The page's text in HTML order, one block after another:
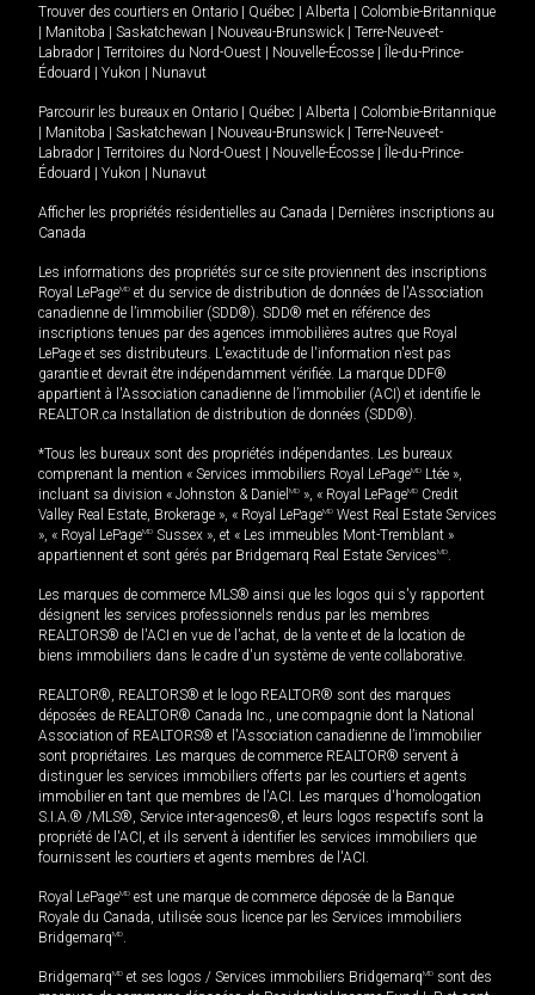
Trouver des courtiers en Ontario Québec Alberta
Colombie-Britannique
Manitoba Saskatchewan Nouveau-Brunswick
Terre-Neuve-et-
Labrador
Territoires du Nord-Ouest Nouvelle-Écosse
Île-du-Prince-
Édouard
Yukon Nunavut
Parcourir les bureaux en Ontario Québec Alberta
Colombie-Britannique
Manitoba Saskatchewan Nouveau-Brunswick
Terre-Neuve-et-
Labrador
Territoires du Nord-Ouest Nouvelle-Écosse
Île-du-Prince-
Édouard
Yukon Nunavut
Afficher les propriétés résidentielles au Canada
Dernières inscriptions au
Canada
Les informations des propriétés sur ce site proviennent des inscriptions
Royal LePageMD et du service de distribution de données de l'Association
canadienne de l’immobilier (SDD®). SDD® met en référence des
inscriptions tenues par des agences immobilières autres que Royal
LePage et ses distributeurs. L'exactitude de l'information n'est pas
garantie et devrait être indépendamment vérifiée. La marque DDF®
appartient à l'Association canadienne de l’immobilier (ACI) et identifie le
REALTOR.ca Installation de distribution de données (SDD®).
*Tous les bureaux sont des propriétés indépendantes. Les bureaux
comprenant la mention « Services immobiliers Royal LePageMD Ltée »,
incluant sa division « Johnston & Daniel MD », « Royal LePageMD Credit
Valley Real Estate, Brokerage », « Royal LePageMD West Real Estate Services
», « Royal LePageMD Sussex », et « Les immeubles Mont-Tremblant »
appartiennent et sont gérés par Bridgemarq Real Estate ServicesMD.
Les marques de commerce MLS® ainsi que les logos qui s'y rapportent
désignent les services professionnels rendus par les membres
REALTORS® de l'ACI en vue de l'achat, de la vente et de la location de
biens immobiliers dans le cadre d'un système de vente collaborative.
REALTOR®, REALTORS® et le logo REALTOR® sont des marques
déposées de REALTOR® Canada Inc., une compagnie dont la National
Association of REALTORS® et l'Association canadienne de l’immobilier
sont propriétaires. Les marques de commerce REALTOR® servent à
distinguer les services immobiliers offerts par les courtiers et agents
immobilier en tant que membres de l'ACI. Les marques d'homologation
S.I.A.® /MLS®, Service inter-agences®, et leurs logos respectifs sont la
propriété de l'ACI, et ils servent à identifier les services immobiliers que
fournissent les courtiers et agents membres de l'ACI.
Royal LePageMD est une marque de commerce déposée de la Banque
Royale du Canada, utilisée sous licence par les Services immobiliers
BridgemarqMD.
BridgemarqMD et ses logos / Services immobiliers BridgemarqMD sont des